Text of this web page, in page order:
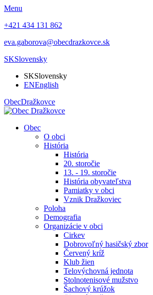
Menu
+421 434 131 862
eva.gaborova@obecdrazkovce.sk
SKSlovensky
SKSlovensky
ENEnglish
ObecDražkovce
Obec
O obci
História
História
20. storočie
13. - 19. storočie
História obyvateľstva
Pamiatky v obci
Vznik Dražkoviec
Poloha
Demografia
Organizácie v obci
Cirkev
Dobrovoľný hasičský zbor
Červený kríž
Klub žien
Telovýchovná jednota
Stolnotenisové mužstvo
Šachový krúžok